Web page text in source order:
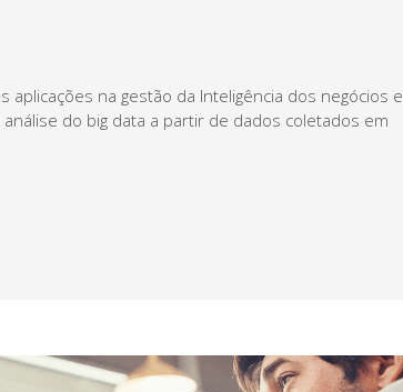
na gestão da Inteligência dos negócios e
do big data a partir de dados coletados em